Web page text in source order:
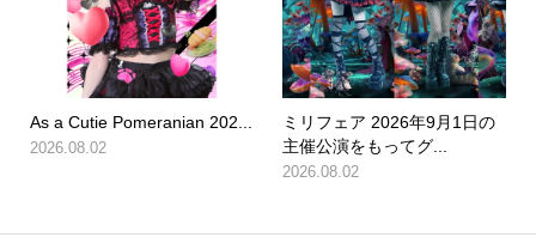
As a Cutie Pomeranian 202...
2026.08.02
ミリフェア 2026年9月1日の
主催公演をもってグ...
2026.08.02